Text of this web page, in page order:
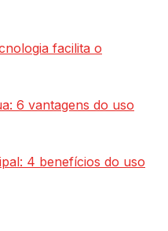
facilita o
6 vantagens do uso
4 benefícios do uso